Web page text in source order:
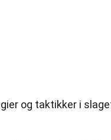
og taktikker i